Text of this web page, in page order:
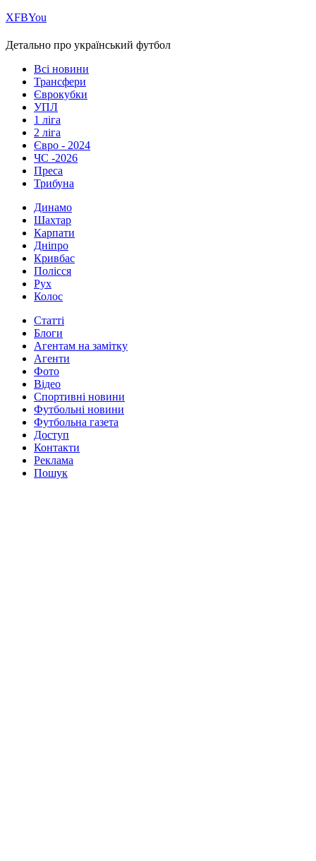
ХFBYou
Детально про український футбол
Всі новини
Трансфери
Єврокубки
УПЛ
1 ліга
2 ліга
Євро - 2024
ЧС -2026
Преса
Трибуна
Динамо
Шахтар
Карпати
Дніпро
Кривбас
Полісся
Рух
Колос
Статті
Блоги
Агентам на замітку
Агенти
Фото
Відео
Спортивні новини
Футбольні новини
Футбольна газета
Доступ
Контакти
Реклама
Пошук